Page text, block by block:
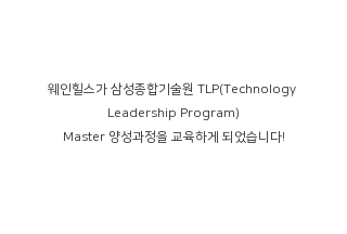
웨인힐스가 삼성종합기술원 TLP(Technology
Leadership Program)
Master 양성과정을 교육하게 되었습니다!